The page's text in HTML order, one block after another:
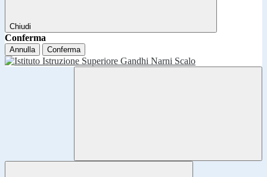
Chiudi
Conferma
Annulla Conferma